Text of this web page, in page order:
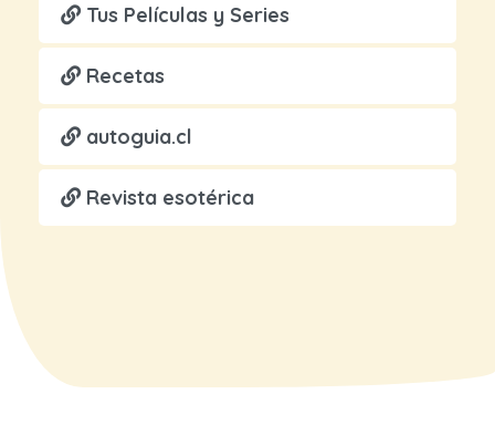
Tus Películas y Series
Recetas
autoguia.cl
Revista esotérica